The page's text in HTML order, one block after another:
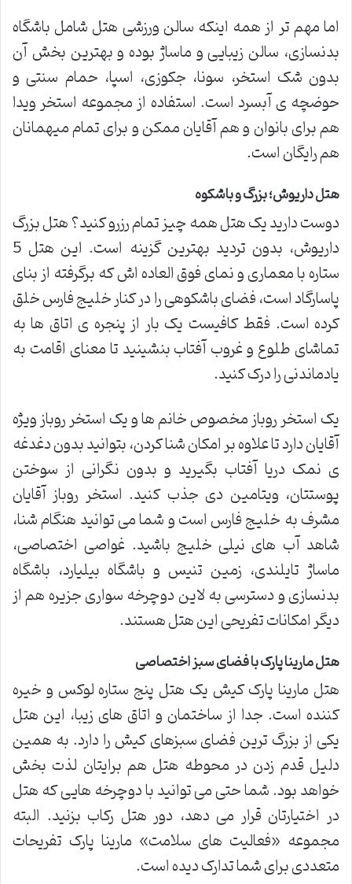
اما مهم تر از همه اینکه سالن ورزشی هتل شامل باشگاه
بدنسازی، سالن زیبایی و ماساژ بوده و بهترین بخش آن
بدون شک استخر، سونا، جکوزی، اسپا، حمام سنتی و
حوضچه ی آبسرد است. استفاده از مجموعه استخر ویدا
هم برای بانوان و هم آقایان ممکن و برای تمام میهمانان
هم رایگان است.
هتل داریوش؛ بزرگ و باشکوه
دوست دارید یک هتل همه چیز تمام رزرو کنید؟ هتل بزرگ
داریوش، بدون تردید بهترین گزینه است. این هتل 5
ستاره با معماری و نمای فوق العاده اش که برگرفته از بنای
پاسارگاد است، فضای باشکوهی را در کنار خلیج فارس خلق
کرده است. فقط کافیست یک بار از پنجره ی اتاق ها به
تماشای طلوع و غروب آفتاب بنشینید تا معنای اقامت به
یادماندنی را درک کنید.
یک استخر روباز مخصوص خانم ها و یک استخر روباز ویژه
آقایان دارد تا علاوه بر امکان شنا کردن، بتوانید بدون دغدغه
ی نمک دریا آفتاب بگیرید و بدون نگرانی از سوختن
پوستتان، ویتامین دی جذب کنید. استخر روباز آقایان
مشرف به خلیج فارس است و شما می توانید هنگام شنا،
شاهد آب های نیلی خلیج باشید. غواصی اختصاصی،
ماساژ تایلندی، زمین تنیس و باشگاه بیلیارد، باشگاه
بدنسازی و دسترسی به لاین دوچرخه سواری جزیره هم از
دیگر امکانات تفریحی این هتل هستند.
هتل مارینا پارک با فضای سبز اختصاصی
هتل مارینا پارک کیش یک هتل پنج ستاره لوکس و خیره
کننده است. جدا از ساختمان و اتاق های زیبا، این هتل
یکی از بزرگ ترین فضای سبزهای کیش را دارد. به همین
دلیل قدم زدن در محوطه هتل هم برایتان لذت بخش
خواهد بود. شما حتی می توانید با دوچرخه هایی که هتل
در اختیارتان قرار می دهد، دور هتل رکاب بزنید. البته
مجموعه «فعالیت های سلامت» مارینا پارک تفریحات
متعددی برای شما تدارک دیده است.